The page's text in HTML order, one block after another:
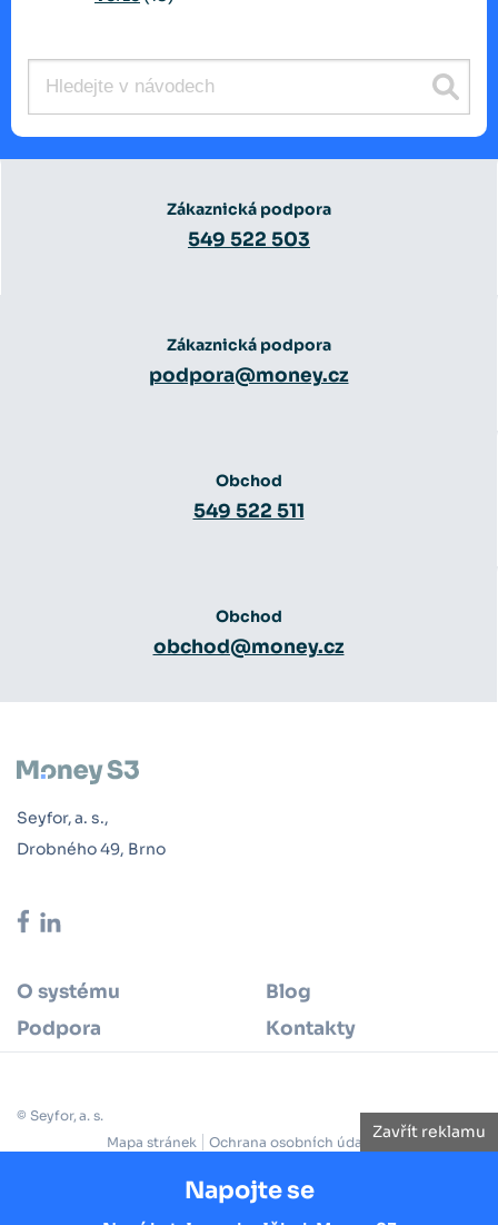
Zavřít reklamu
Napojte se
Zákaznická podpora
549 522 503
Zákaznická podpora
podpora@money.cz
Obchod
549 522 511
Obchod
obchod@money.cz
Seyfor, a. s.,
Drobného 49, Brno
O systému
Blog
Podpora
Kontakty
© Seyfor, a. s.
Mapa stránek
Ochrana osobních údajů
Cookie policy